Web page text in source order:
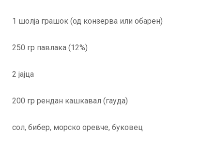
1 шолја грашок (од конзерва или обарен)
250 гр павлака (12%)
2 јајца
200 гр рендан кашкавал (гауда)
сол, бибер, морско оревче, буковец